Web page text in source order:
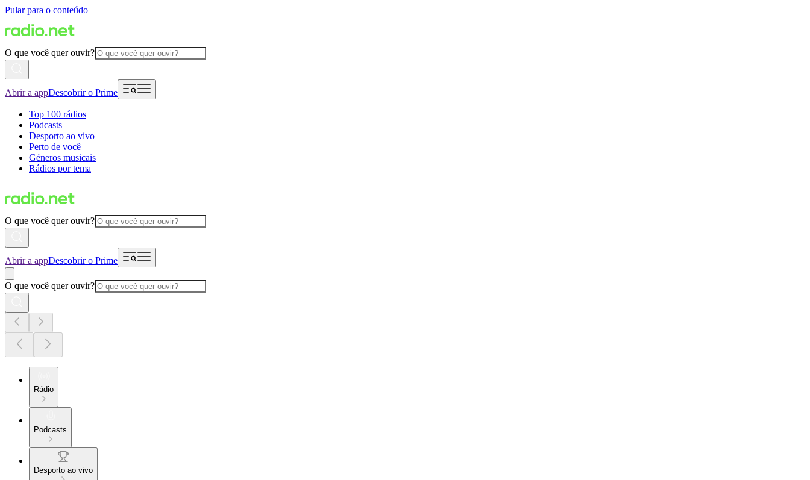
Pular para o conteúdo
O que você quer ouvir?
Abrir a appDescobrir o Prime
Top 100 rádios
Podcasts
Desporto ao vivo
Perto de você
Géneros musicais
Rádios por tema
O que você quer ouvir?
Abrir a appDescobrir o Prime
O que você quer ouvir?
Rádio
Podcasts
Desporto ao vivo